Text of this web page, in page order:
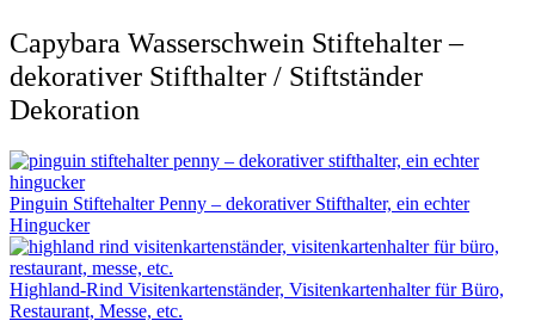
Capybara Wasserschwein Stiftehalter –
dekorativer Stifthalter / Stiftständer
Dekoration
Pinguin Stiftehalter Penny – dekorativer Stifthalter, ein echter
Hingucker
Highland-Rind Visitenkartenständer, Visitenkartenhalter für Büro,
Restaurant, Messe, etc.